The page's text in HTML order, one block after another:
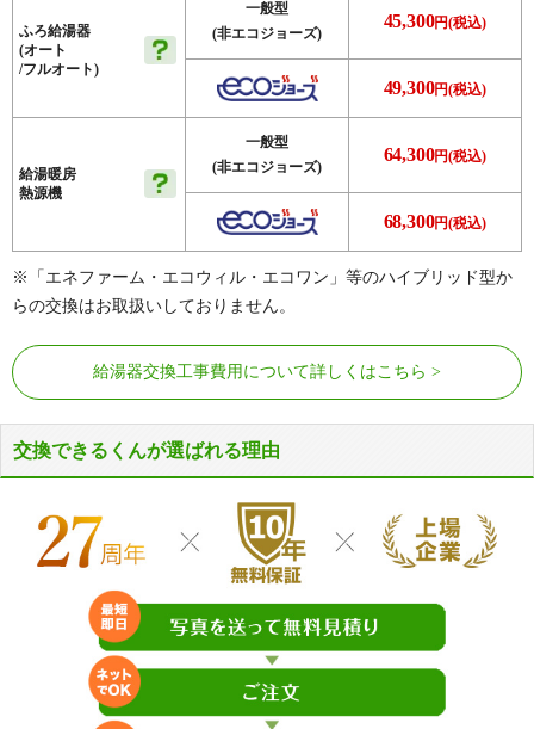
ふろ給湯器
(オート
/フルオート)
一般型
(非エコジョーズ)
45,300円(税込)
49,300円(税込)
給湯暖房
熱源機
一般型
(非エコジョーズ)
64,300円(税込)
68,300円(税込)
※「エネファーム・エコウィル・エコワン」等のハイブリッド型か
らの交換はお取扱いしておりません。
給湯器交換工事費用について詳しくはこちら
交換できるくんが選ばれる理由